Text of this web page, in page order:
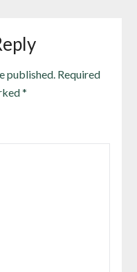
published. Required
*